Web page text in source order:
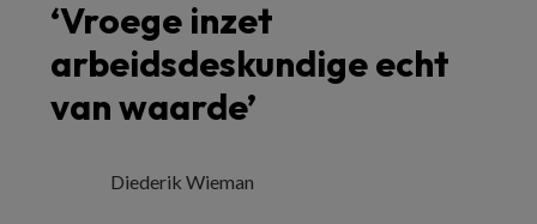
‘Vroege inzet
arbeidsdeskundige echt
van waarde’
Diederik Wieman